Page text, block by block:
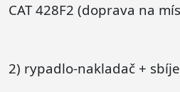
CAT 428F2 (doprava na
2) rypadlo-nakladač +